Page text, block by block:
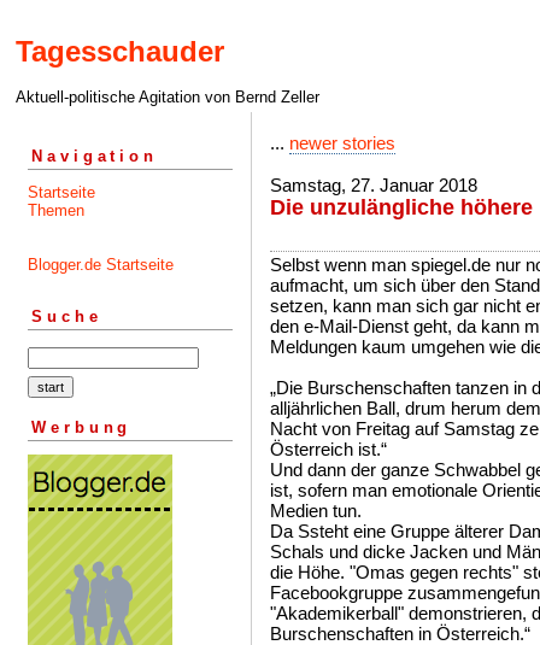
Tagesschauder
Aktuell-politische Agitation von Bernd Zeller
Navigation
Startseite
Themen
Blogger.de Startseite
Suche
Werbung
... newer stories
Samstag, 27. Januar 2018
Die unzulängliche
Selbst wenn man spiegel.de nur
aufmacht, um sich über den
setzen, kann man sich gar nicht
den e-Mail-Dienst geht, da kann
Meldungen kaum umgehen wie
„Die Burschenschaften tanzen in
alljährlichen Ball, drum herum
Nacht von Freitag auf Samstag
Österreich ist.“
Und dann der ganze Schwabbel
ist, sofern man emotionale
Medien tun.
Da Ssteht eine Gruppe älterer
Schals und dicke Jacken und
die Höhe. "Omas gegen rechts"
Facebookgruppe
"Akademikerball" demonstrieren,
Burschenschaften in Österreich.“